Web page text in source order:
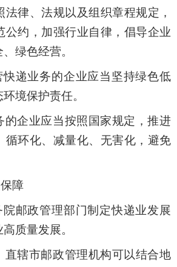
法律、法规以及组织章程规定，
公约，加强行业自律，倡导企业
绿色经营。
递业务的企业应当坚持绿色低
境保护责任。
的企业应当按照国家规定，推进
循环化、减量化、无害化，避免
障
邮政管理部门制定快递业发展
质量发展。
直辖市邮政管理机构可以结合地